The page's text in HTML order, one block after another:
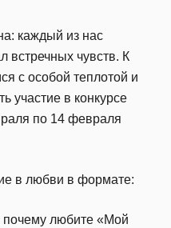
каждый из нас
встречных чувств. К
с особой теплотой и
участие в конкурсе
по 14 февраля
в любви в формате:
почему любите «Мой